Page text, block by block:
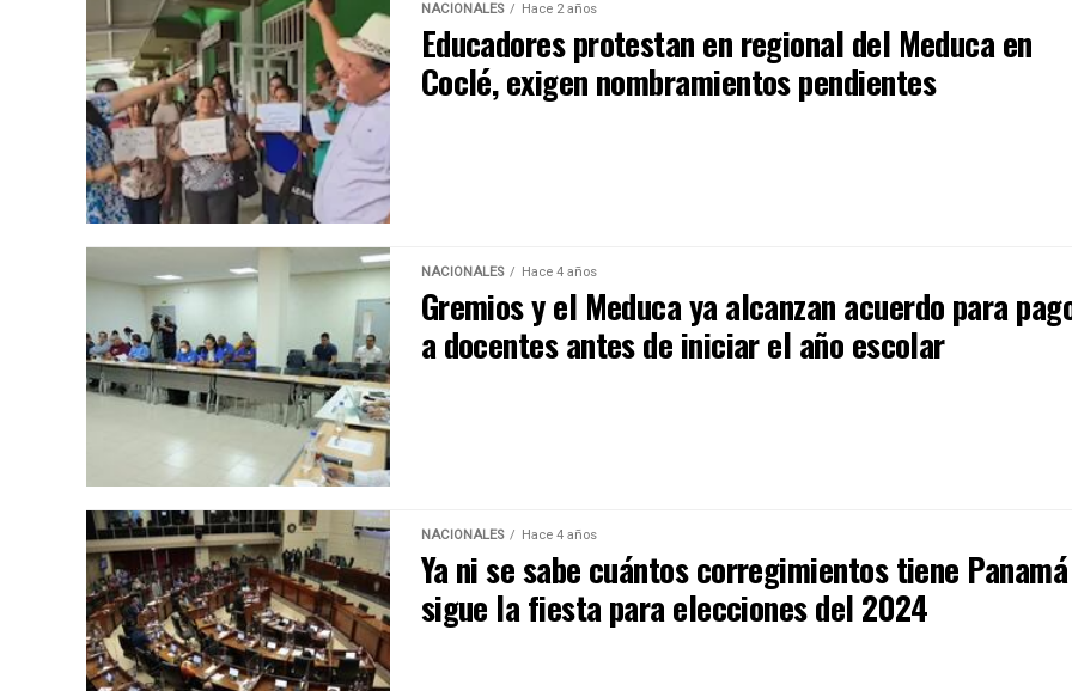
NACIONALES Hace 2 años
Educadores protestan en regional del Meduca en
Coclé, exigen nombramientos pendientes
NACIONALES Hace 4 años
Gremios y el Meduca ya alcanzan acuerdo para
a docentes antes de iniciar el año escolar
NACIONALES Hace 4 años
Ya ni se sabe cuántos corregimientos tiene
sigue la fiesta para elecciones del 2024